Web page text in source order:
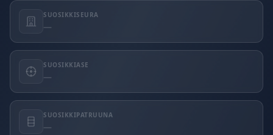
SUOSIKKISEURA
—
SUOSIKKIASE
—
SUOSIKKIPATRUUNA
—